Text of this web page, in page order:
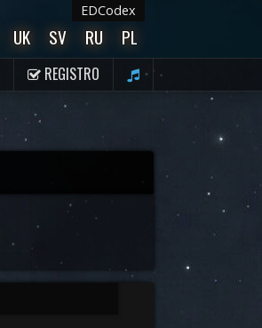
EDCodex
UK SV RU PL
REGISTRO